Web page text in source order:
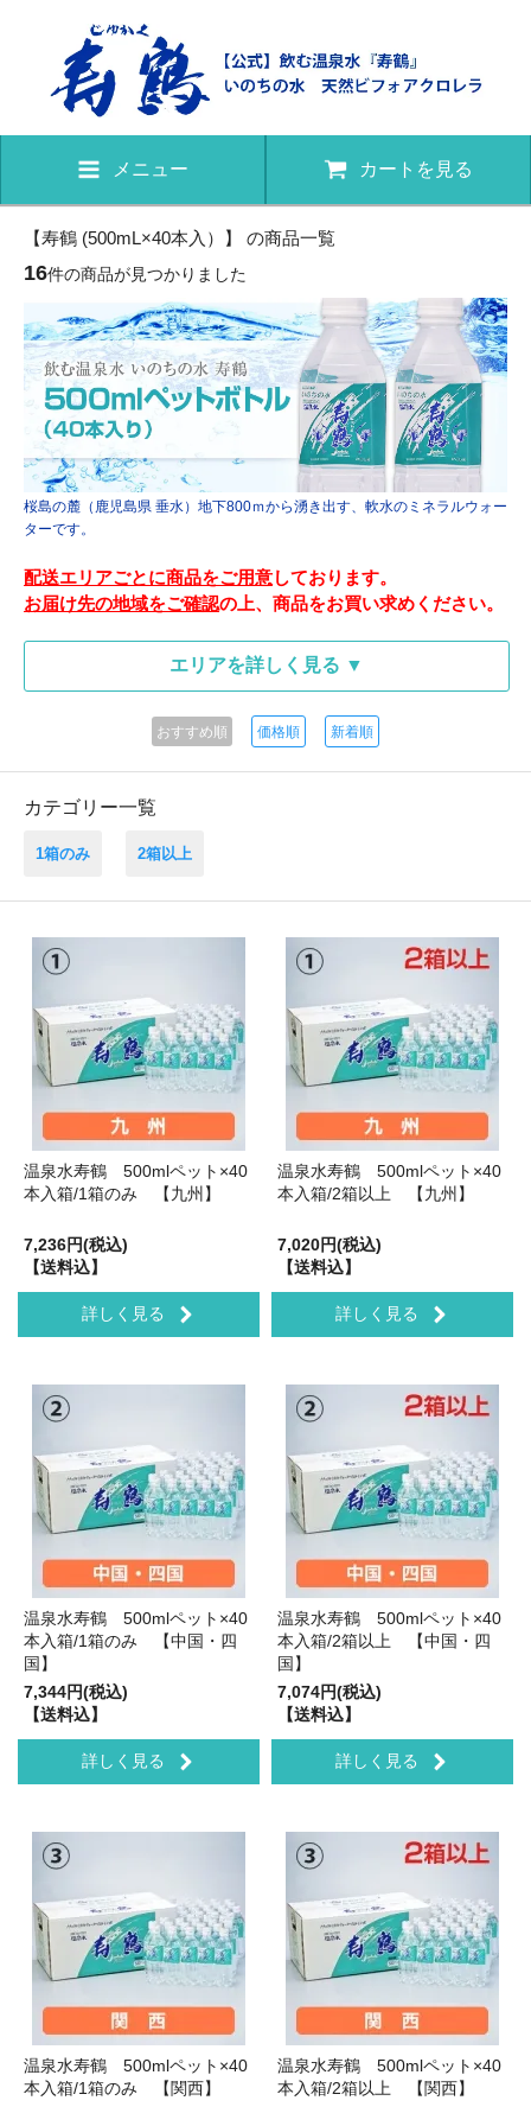
メニュー カートを見る
【寿鶴 (500mL×40本入）】 の商品一覧
16件の商品が見つかりました
桜島の麓（鹿児島県 垂水）地下800ｍから湧き出す、軟水のミネラルウォー
ターです。
配送エリアごとに商品をご用意しております。
お届け先の地域をご確認の上、商品をお買い求めください。
エリアを詳しく見る ▼
おすすめ順 価格順 新着順
カテゴリー一覧
1箱のみ 2箱以上
温泉水寿鶴 500mlペット×40
本入箱/1箱のみ 【九州】
7,236円(税込)
【送料込】
詳しく見る
温泉水寿鶴 500mlペット×40
本入箱/2箱以上 【九州】
7,020円(税込)
【送料込】
詳しく見る
温泉水寿鶴 500mlペット×40
本入箱/1箱のみ 【中国・四
国】
7,344円(税込)
【送料込】
詳しく見る
温泉水寿鶴 500mlペット×40
本入箱/2箱以上 【中国・四
国】
7,074円(税込)
【送料込】
詳しく見る
温泉水寿鶴 500mlペット×40
本入箱/1箱のみ 【関西】
温泉水寿鶴 500mlペット×40
本入箱/2箱以上 【関西】